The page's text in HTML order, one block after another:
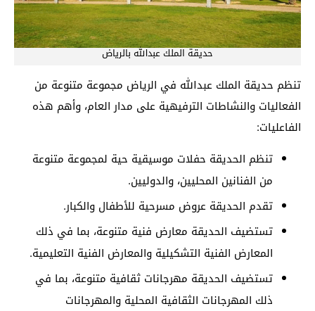
حديقة الملك عبدالله بالرياض
تنظم حديقة الملك عبدالله في الرياض مجموعة متنوعة من
الفعاليات والنشاطات الترفيهية على مدار العام، وأهم هذه
الفاعليات:
تنظم الحديقة حفلات موسيقية حية لمجموعة متنوعة
من الفنانين المحليين، والدوليين.
تقدم الحديقة عروض مسرحية للأطفال والكبار.
تستضيف الحديقة معارض فنية متنوعة، بما في ذلك
المعارض الفنية التشكيلية والمعارض الفنية التعليمية.
تستضيف الحديقة مهرجانات ثقافية متنوعة، بما في
ذلك المهرجانات الثقافية المحلية والمهرجانات